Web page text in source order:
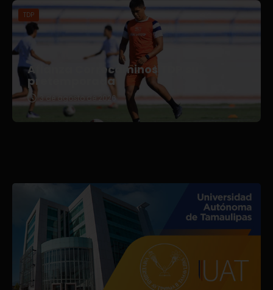
TDP
Afianza Correcaminos TDP su
pretemporada
3 de agosto de 2026